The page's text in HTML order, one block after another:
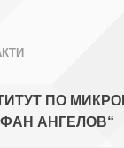
ПО
АНГЕЛОВ“